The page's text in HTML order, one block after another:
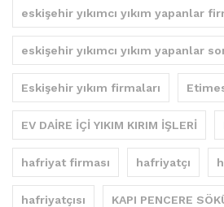
eskişehir yıkımcı yıkım yapanlar
eskişehir yıkımcı yıkım yapanlar
Eskişehir yıkım firmaları
EV DAİRE İÇİ YIKIM KIRIM İŞLERİ
hafriyat firması hafriyatçı
hafriyatçısı KAPI PENCERE